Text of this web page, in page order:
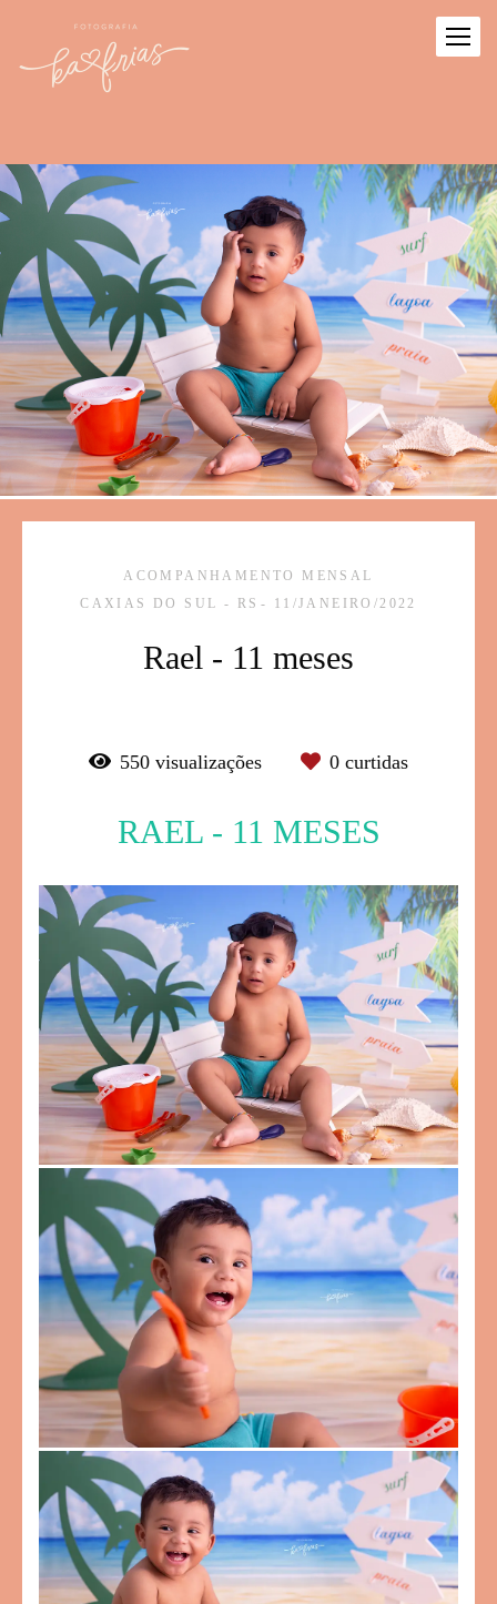
ACOMPANHAMENTO MENSAL
CAXIAS DO SUL - RS
11/JANEIRO/2022
Rael - 11 meses
550 visualizações 0 curtidas
RAEL - 11 MESES